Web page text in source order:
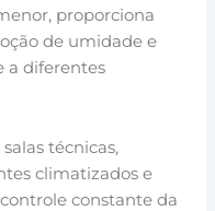
proporciona
de umidade e
a diferentes
técnicas,
climatizados e
constante da